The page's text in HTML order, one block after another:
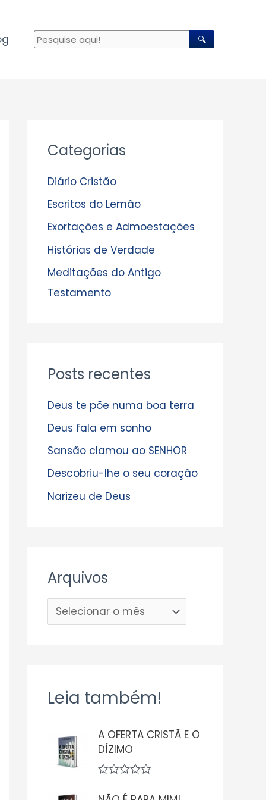
🔍
Categorias
Diário Cristão
Escritos do Lemão
Exortações e Admoestações
Histórias de Verdade
Meditações do Antigo
Testamento
Posts recentes
Deus te põe numa boa terra
Deus fala em sonho
Sansão clamou ao SENHOR
Descobriu-lhe o seu coração
Narizeu de Deus
Arquivos
r
u
i
v
o
s
Leia também!
A OFERTA CRISTÃ E O
DÍZIMO
A
v